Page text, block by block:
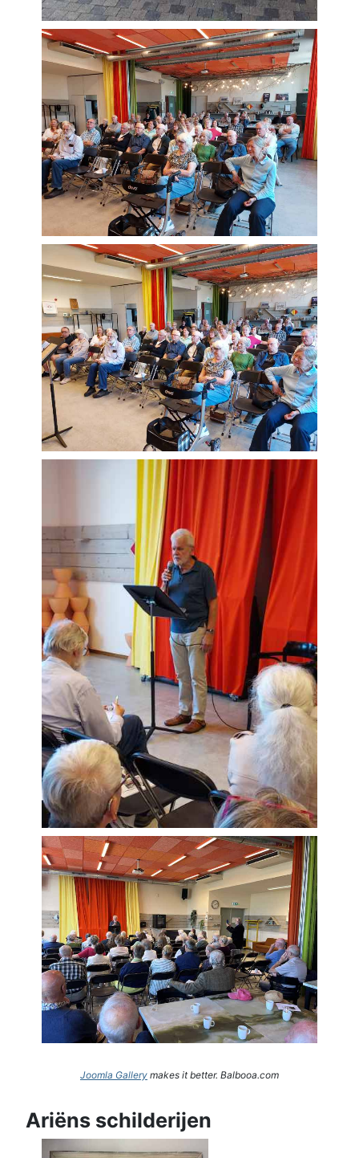
Joomla Gallery makes it better. Balbooa.com
Ariëns schilderijen